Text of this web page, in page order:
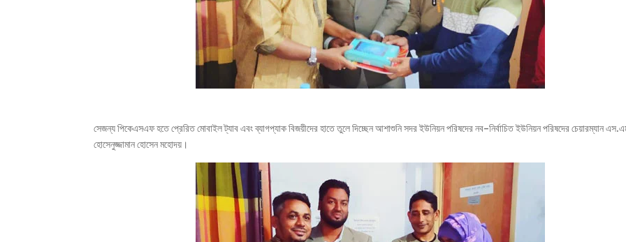
সেজন্য পিকেএসএফ হতে প্রেরিত মোবাইল ট্যাব এবং ব্যাগপ্যাক বিজয়ীদের হাতে তুলে দিচ্ছেন আশাশুনি সদর ইউনিয়ন পরিষদের নব-নির্বাচিত ইউনিয়ন পরিষদের চেয়ারম্যান
হোসেনুজ্জামান হোসেন মহোদয়।